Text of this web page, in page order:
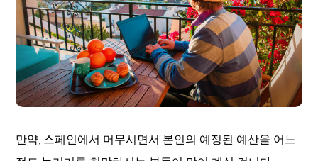
만약, 스페인에서 머무시면서 본인의 예정된 예산을 어느